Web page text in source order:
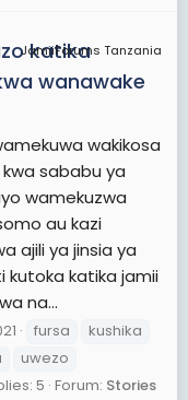
JamiiForums Tanzania
katika
wanawake
wakikosa
sababu ya
wamekuzwa
au kazi
ajili ya jinsia ya
kutoka katika jamii
na...
fursa
kushika
uwezo
5 Forum: Stories